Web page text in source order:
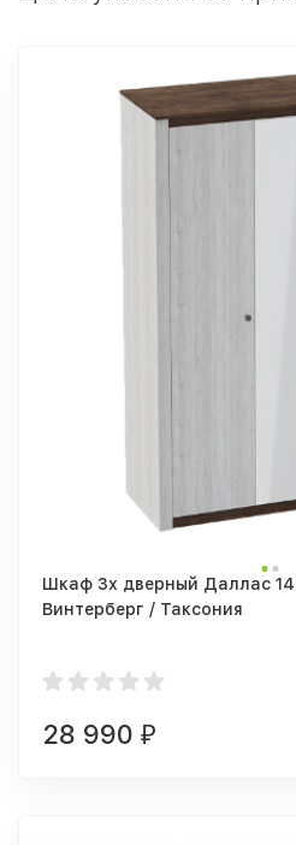
Шкаф 3х дверный Даллас
Винтерберг / Таксония
28 990 ₽